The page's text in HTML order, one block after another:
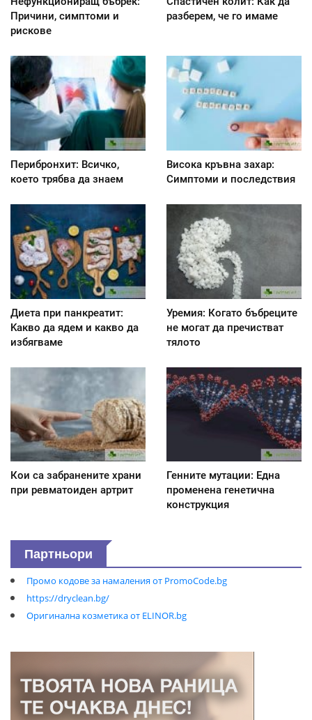
Причини, симптоми и
рискове
разберем, че го имаме
Перибронхит: Всичко,
което трябва да знаем
Висока кръвна захар:
Симптоми и последствия
Диета при панкреатит:
Kакво да ядем и какво да
избягваме
Уремия: Когато бъбреците
не могат да пречистват
тялото
Кои са забранените храни
при ревматоиден артрит
Генните мутации: Една
променена генетична
конструкция
Партньори
Промо кодове за намаления от PromoCode.bg
https://dryclean.bg/
Оригинална козметика от ELINOR.bg